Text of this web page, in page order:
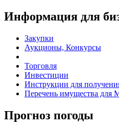
Информация для
Закупки
Аукционы, Конкурсы
Торговля
Инвестиции
Инструкции для
Перечень имущества для
Прогноз погоды